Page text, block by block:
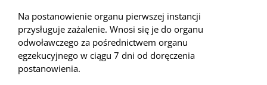
Na postanowienie organu pierwszej instancji
przysługuje zażalenie. Wnosi się je do organu
odwoławczego za pośrednictwem organu
egzekucyjnego w ciągu 7 dni od doręczenia
postanowienia.